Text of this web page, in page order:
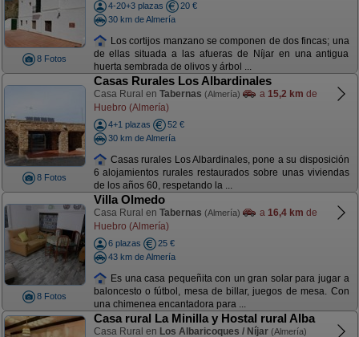
8 Fotos
4-20+3 plazas
20 €
30 km de Almería
Los cortijos manzano se componen de dos fincas; una
de ellas situada a las afueras de Níjar en una antigua
huerta sembrada de olivos y árbol ...
8 Fotos
Casas Rurales Los Albardinales
Casa Rural en Tabernas (Almería) a 15,2 km de
Huebro (Almería)
4+1 plazas
52 €
30 km de Almería
Casas rurales Los Albardinales, pone a su disposición
6 alojamientos rurales restaurados sobre unas viviendas
de los años 60, respetando la ...
8 Fotos
Villa Olmedo
Casa Rural en Tabernas (Almería) a 16,4 km de
Huebro (Almería)
6 plazas
25 €
43 km de Almería
Es una casa pequeñita con un gran solar para jugar a
baloncesto o fútbol, mesa de billar, juegos de mesa. Con
una chimenea encantadora para ...
Casa rural La Minilla y Hostal rural Alba
Casa Rural en Los Albaricoques / Níjar (Almería)